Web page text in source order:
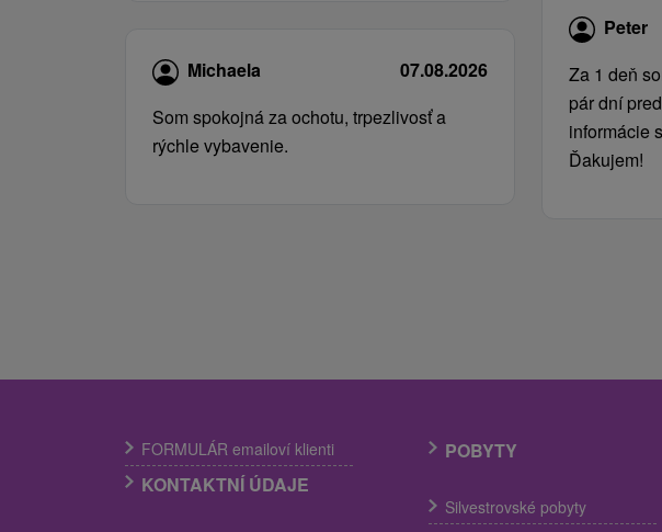
Michaela
07.08.2026
Som spokojná za ochotu, trpezlivosť a
rýchle vybavenie.
Peter
Za 1 deň
pár dní
informácie
Ďakujem!
FORMULÁR emailoví klienti
KONTAKTNÍ ÚDAJE
POBYTY
Silvestrovské pobyty